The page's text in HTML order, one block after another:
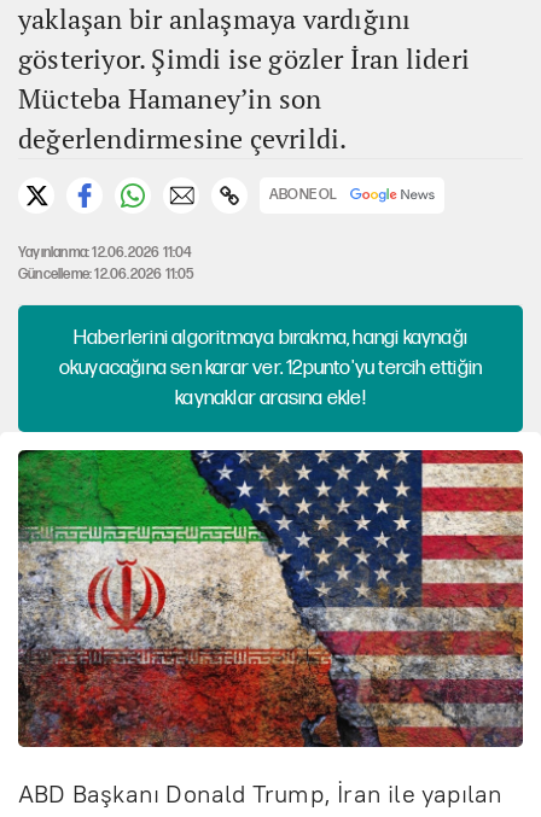
yaklaşan bir anlaşmaya vardığını
gösteriyor. Şimdi ise gözler İran lideri
Mücteba Hamaney’in son
değerlendirmesine çevrildi.
ABONE OL
Yayınlanma: 12.06.2026 11:04
Güncelleme: 12.06.2026 11:05
Haberlerini algoritmaya bırakma, hangi kaynağı
okuyacağına sen karar ver. 12punto'yu tercih ettiğin
kaynaklar arasına ekle!
ABD Başkanı Donald Trump, İran ile yapılan